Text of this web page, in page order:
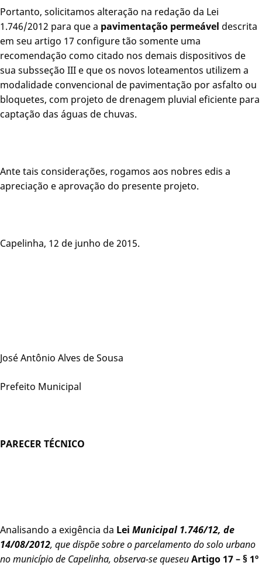
Portanto, solicitamos alteração na redação da Lei
1.746/2012 para que a pavimentação permeável descrita
em seu artigo 17 configure tão somente uma
recomendação como citado nos demais dispositivos de
sua subsseção III e que os novos loteamentos utilizem a
modalidade convencional de pavimentação por asfalto ou
bloquetes, com projeto de drenagem pluvial eficiente para
captação das águas de chuvas.
Ante tais considerações, rogamos aos nobres edis a
apreciação e aprovação do presente projeto.
Capelinha, 12 de junho de 2015.
José Antônio Alves de Sousa
Prefeito Municipal
PARECER TÉCNICO
Analisando a exigência da Lei Municipal 1.746/12, de
14/08/2012, que dispõe sobre o parcelamento do solo urbano
no município de Capelinha, observa-se queseuArtigo 17 – § 1º